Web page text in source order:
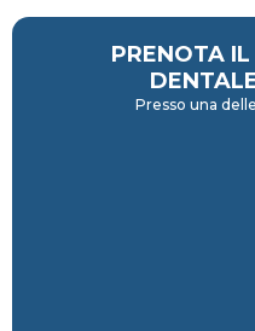
PRENOTA
Presso una